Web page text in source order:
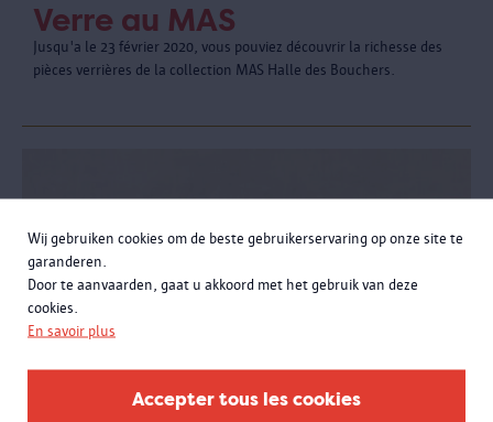
Wij gebruiken cookies om de beste gebruikerservaring op onze site te
garanderen.
Door te aanvaarden, gaat u akkoord met het gebruik van deze
cookies.
En savoir plus
Accepter tous les cookies
Verre au MAS
Jusqu'a le 23 février 2020, vous pouviez découvrir la richesse des
pièces verrières de la collection MAS Halle des Bouchers.